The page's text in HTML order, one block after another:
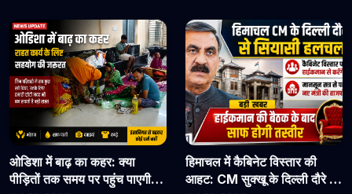
सुनवाई
ओडिशा में बाढ़ का कहर: क्या
पीड़ितों तक समय पर पहुंच पाएगी
हिमाचल में कैबिनेट विस्तार की
आहट: CM सुक्खू के दिल्ली दौरे से